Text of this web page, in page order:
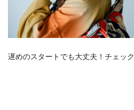
遅めのスタートでも大丈夫！チェッ